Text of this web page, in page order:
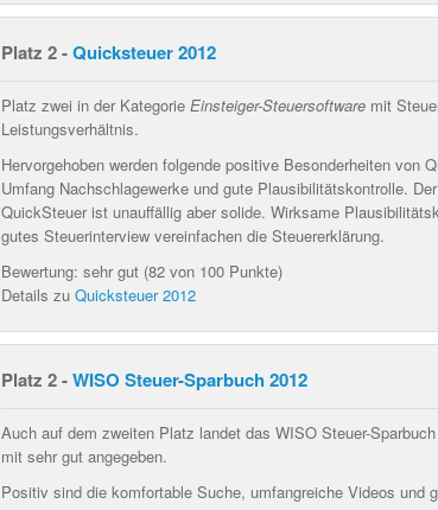
Platz 2 -Quicksteuer 2012
Platz zwei in der Kategorie Einsteiger-Steuersoftware mit
Leistungsverhältnis.
Hervorgehoben werden folgende positive Besonderheiten von
Umfang Nachschlagewerke und gute Plausibilitätskontrolle.
QuickSteuer ist unauffällig aber solide. Wirksame
gutes Steuerinterview vereinfachen die Steuererklärung.
Bewertung: sehr gut (82 von 100 Punkte)
Details zu Quicksteuer 2012
Platz 2 -WISO Steuer-Sparbuch 2012
Auch auf dem zweiten Platz landet das WISO Steuer-
mit sehr gut angegeben.
Positiv sind die komfortable Suche, umfangreiche Videos und